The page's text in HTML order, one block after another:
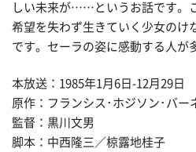
しい未来が……というお話です。
希望を失わず生きていく少女のけ
です。セーラの姿に感動する人が
本放送：1985年1月6日-12月29日
原作：フランシス･ホジソン･バー
監督：黒川文男
脚本：中西隆三／椋露地桂子